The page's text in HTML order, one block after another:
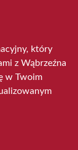
który
z Wąbrzeźna
w Twoim